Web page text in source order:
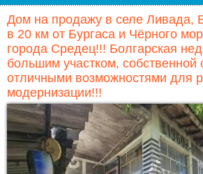
Расширенный
Дом на продажу в селе Ливада,
в 20 км от Бургаса и Чёрного
города Средец!!! Болгарская
большим участком, собственной
отличными возможностями для
модернизации!!!